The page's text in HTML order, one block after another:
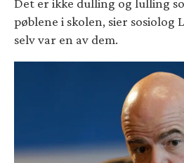
Det er ikke dulling og lulling
pøblene i skolen, sier sosiolog
selv var en av dem.